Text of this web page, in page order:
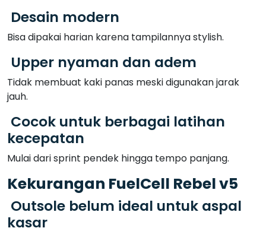
Desain modern
Bisa dipakai harian karena tampilannya stylish.
Upper nyaman dan adem
Tidak membuat kaki panas meski digunakan jarak
jauh.
Cocok untuk berbagai latihan
kecepatan
Mulai dari sprint pendek hingga tempo panjang.
Kekurangan FuelCell Rebel v5
Outsole belum ideal untuk aspal
kasar